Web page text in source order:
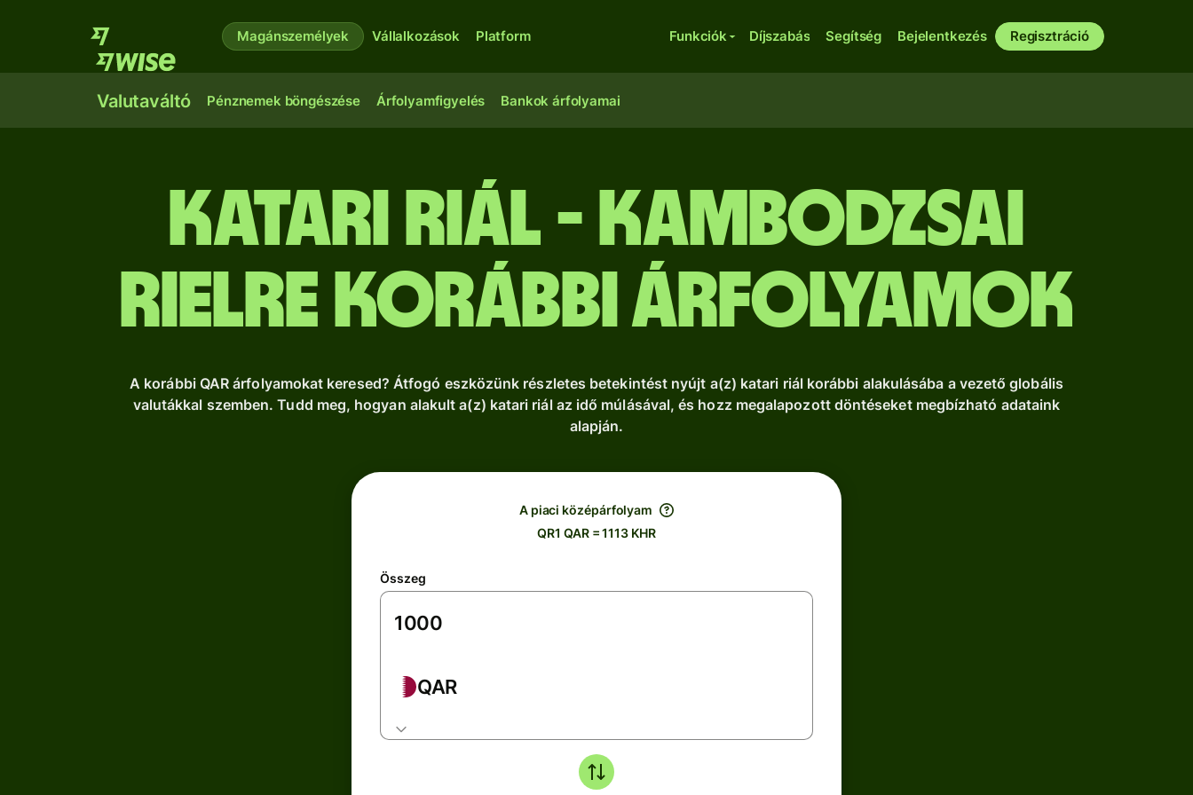
Magánszemélyek Vállalkozások Platform Funkciók Díjszabás Segítség Bejelentkezés Regisztráció
Valutaváltó Pénznemek böngészése Árfolyamfigyelés Bankok árfolyamai
katari riál - kambodzsai
rielre Korábbi árfolyamok
A korábbi QAR árfolyamokat keresed? Átfogó eszközünk részletes betekintést nyújt a(z) katari riál korábbi alakulásába a vezető globális
valutákkal szemben. Tudd meg, hogyan alakult a(z) katari riál az idő múlásával, és hozz megalapozott döntéseket megbízható adataink
alapján.
A piaci középárfolyam
QR1 QAR = 1113 KHR
Összeg
QAR